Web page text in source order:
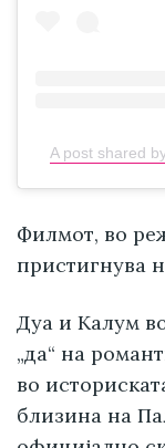
A post shared
Филмот, во
пристигнува
Дуа и Калум
„да“ на
во
близина на